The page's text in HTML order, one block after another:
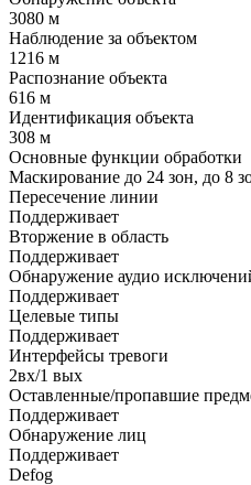
3080 м
Наблюдение за объектом
1216 м
Распознание объекта
616 м
Идентификация объекта
308 м
Основные функции обработки
Маскирование до 24 зон, до 8
Пересечение линии
Поддерживает
Вторжение в область
Поддерживает
Обнаружение аудио
Поддерживает
Целевые типы
Поддерживает
Интерфейсы тревоги
2вх/1 вых
Оставленные/пропавшие
Поддерживает
Обнаружение лиц
Поддерживает
Defog